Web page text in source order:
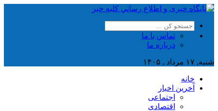
تماس با ما
درباره ما
شنبه, ۱۷ مرداد , ۱۴۰۵
خانه
آخرین اخبار
اجتماعی
اقتصادی